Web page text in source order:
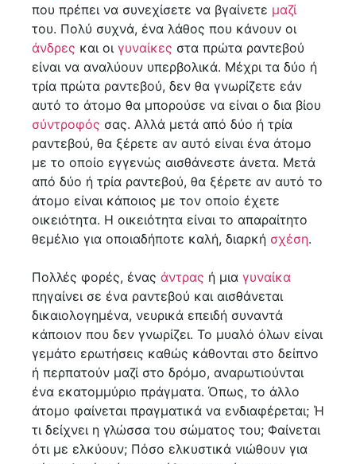
που πρέπει να συνεχίσετε να βγαίνετε μαζί
του. Πολύ συχνά, ένα λάθος που κάνουν οι
άνδρες και οι γυναίκες στα πρώτα ραντεβού
είναι να αναλύουν υπερβολικά. Μέχρι τα δύο ή
τρία πρώτα ραντεβού, δεν θα γνωρίζετε εάν
αυτό το άτομο θα μπορούσε να είναι ο δια βίου
σύντροφός σας. Αλλά μετά από δύο ή τρία
ραντεβού, θα ξέρετε αν αυτό είναι ένα άτομο
με το οποίο εγγενώς αισθάνεστε άνετα. Μετά
από δύο ή τρία ραντεβού, θα ξέρετε αν αυτό το
άτομο είναι κάποιος με τον οποίο έχετε
οικειότητα. Η οικειότητα είναι το απαραίτητο
θεμέλιο για οποιαδήποτε καλή, διαρκή σχέση.
Πολλές φορές, ένας άντρας ή μια γυναίκα
πηγαίνει σε ένα ραντεβού και αισθάνεται
δικαιολογημένα, νευρικά επειδή συναντά
κάποιον που δεν γνωρίζει. Το μυαλό όλων είναι
γεμάτο ερωτήσεις καθώς κάθονται στο δείπνο
ή περπατούν μαζί στο δρόμο, αναρωτιούνται
ένα εκατομμύριο πράγματα. Όπως, το άλλο
άτομο φαίνεται πραγματικά να ενδιαφέρεται; Ή
τι δείχνει η γλώσσα του σώματος του; Φαίνεται
ότι με ελκύουν; Πόσο ελκυστικά νιώθουν για